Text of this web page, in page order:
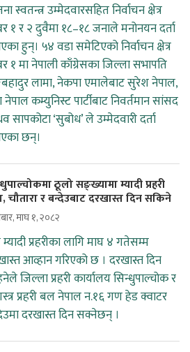
स्वतन्त्र उम्मेदवारसहित निर्वाचन क्षेत्र
१ र २ दुवैमा १८–१८ जनाले मनोनयन दर्ता
हुन्। ५४ वडा समेटिएको निर्वाचन क्षेत्र
१ मा नेपाली काँग्रेसका जिल्ला सभापति
लामा, नेकपा एमालेबाट सुरेश नेपाल,
नेपाल कम्युनिस्ट पार्टीबाट निवर्तमान सांसद
सापकोटा ‘सुबोध’ ले उम्मेदवारी दर्ता
छन्।
ठूलो सङ्ख्यामा म्यादी प्रहरी
चौतारा र बन्देउबाट दरखास्त दिन सकिने
माघ १, २०८२
प्रहरीका लागि माघ ४ गतेसम्म
आव्हान गरिएको छ । दरखास्त दिन
जिल्ला प्रहरी कार्यालय सिन्धुपाल्चोक र
प्रहरी बल नेपाल न‌‌‌‌.१६ गण हेड क्वाटर
दरखास्त दिन सक्नेछन् ।